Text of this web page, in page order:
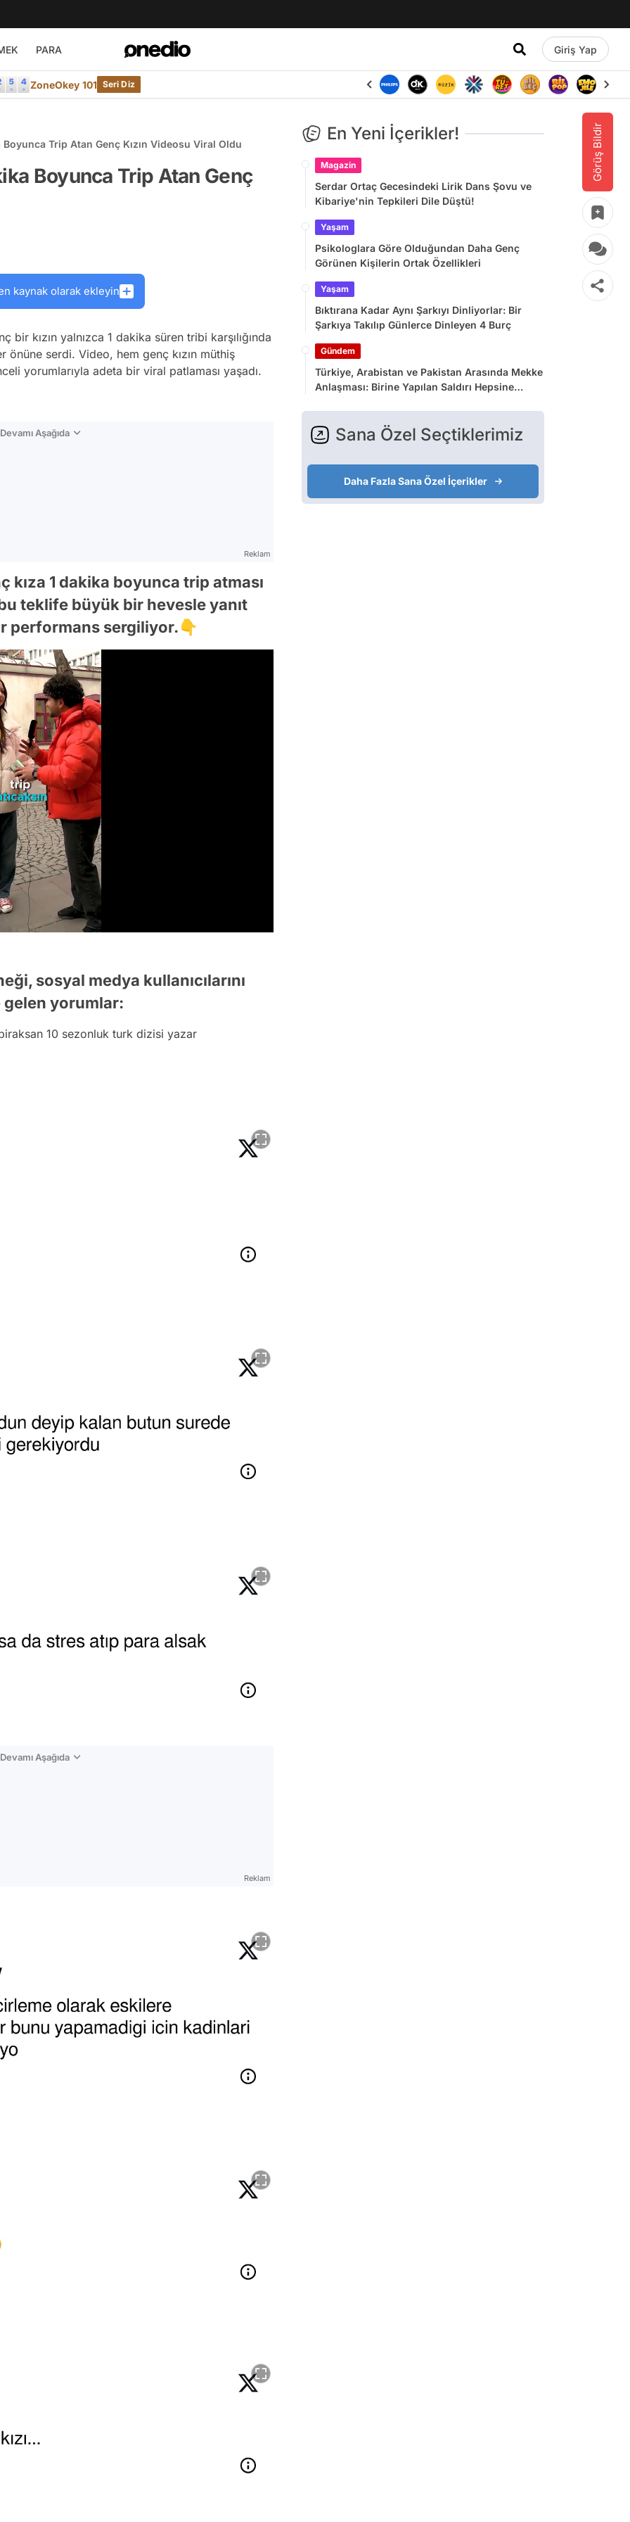
PARA Giriş Yap
ZoneOkey 101 Seri Diz
Görüş Bildir
Boyunca Trip Atan Genç Kızın Videosu Viral Oldu
Boyunca Trip Atan Genç
kaynak olarak ekleyin
kızın yalnızca 1 dakika süren tribi karşılığında
önüne serdi. Video, hem genç kızın müthiş
yorumlarıyla adeta bir viral patlaması yaşadı.
Aşağıda
Reklam
1 dakika boyunca trip atması
teklife büyük bir hevesle yanıt
performans sergiliyor.👇
sosyal medya kullanıcılarını
gelen yorumlar:
10 sezonluk turk dizisi yazar
Aşağıda
Reklam
En Yeni İçerikler!
Magazin
Serdar Ortaç Gecesindeki Lirik Dans Şovu ve
Kibariye'nin Tepkileri Dile Düştü!
Yaşam
Psikologlara Göre Olduğundan Daha Genç
Görünen Kişilerin Ortak Özellikleri
Yaşam
Bıktırana Kadar Aynı Şarkıyı Dinliyorlar: Bir
Şarkıya Takılıp Günlerce Dinleyen 4 Burç
Gündem
Türkiye, Arabistan ve Pakistan Arasında Mekke
Anlaşması: Birine Yapılan Saldırı Hepsine
Sana Özel Seçtiklerimiz
Daha Fazla Sana Özel İçerikler